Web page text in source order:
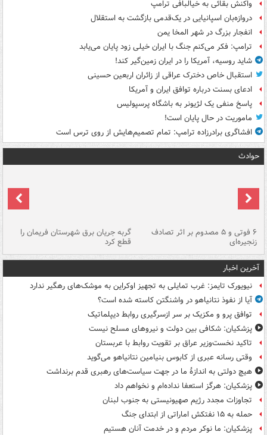
واکنش بقائی به خیالبافی ترامپ
دروازه‌بان اسپانیایی در یک‌قدمی بازگشت به استقلال
انفجار بزرگ در شهر المخا یمن
ترامپ: فکر می‌کنم جنگ با ایران خیلی زود پایان می‌یابد
شاید روسیه، آمریکا را در ایران زمین‌گیر کند!
استقبال خاص دخترک عراقی از زائران اربعین حسینی
ادعای بسنت درباره توافق ایران و آمریکا
پاسخ منفی یک لژیونر به باشگاه پرسپولیس
ماموریت در حال پایان است!
افشاگری برادرزاده ترامپ: تمام تصمیم‌هایش از روی ترس است
حوادث
۶ فوتی و ۵ مصدوم بر اثر تصادف
زنجیره‌ای
گربه جریان برق شهرستان فریمان را
قطع کرد
آخرین اخبار
نیویورک تایمز: غرب تمایلی به تجهیز اوکراین به موشک‌های رهگیر ندارد
آیا از نفوذ نتانیاهو در واشنگتن کاسته شده است؟
توافق پرو و مکزیک بر سر ازسرگیری روابط دیپلماتیک
پزشکیان: شکافی بین دولت و نیروهای مسلح نیست
تاکید نخست‌وزیر عراق بر تقویت روابط با عربستان
وقتی رسانه عبری از کابوس بنیامین نتانیاهو می‌گوید
هیچ دولتی به اندازۀ ما در جهت سیاست‌های رهبری قدم برنداشت
پزشکیان: هرگز استعفا نداده‌ام و نخواهم داد
تجاوزات مجدد رژیم صهیونیستی به جنوب لبنان
حمله به ۱۵ نفتکش‌ اماراتی از ابتدای جنگ
پزشکیان: ما نوکر مردم و در خدمت آنان هستیم